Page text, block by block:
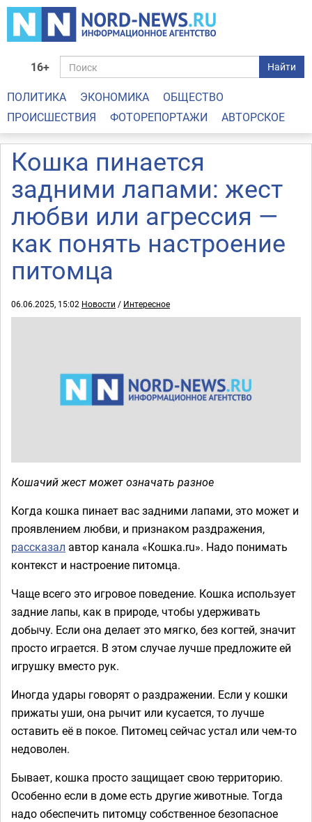
16+ Найти
ПОЛИТИКА ЭКОНОМИКА
ОБЩЕСТВО
ПРОИСШЕСТВИЯ
ФОТОРЕПОРТАЖИ АВТОРСКОЕ
Кошка пинается
задними лапами: жест
любви или агрессия —
как понять настроение
питомца
06.06.2025, 15:02 Новости / Интересное
Кошачий жест может означать разное
Когда кошка пинает вас задними лапами, это может и
проявлением любви, и признаком раздражения,
рассказал автор канала «Кошка.ru». Надо понимать
контекст и настроение питомца.
Чаще всего это игровое поведение. Кошка использует
задние лапы, как в природе, чтобы удерживать
добычу. Если она делает это мягко, без когтей, значит
просто играется. В этом случае лучше предложите ей
игрушку вместо рук.
Иногда удары говорят о раздражении. Если у кошки
прижаты уши, она рычит или кусается, то лучше
оставить её в покое. Питомец сейчас устал или чем-то
недоволен.
Бывает, кошка просто защищает свою территорию.
Особенно если в доме есть другие животные. Тогда
надо обеспечить питомцу собственное безопасное